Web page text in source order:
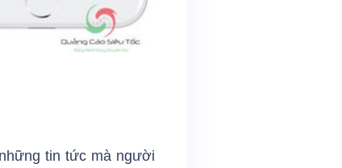
tin tức mà người